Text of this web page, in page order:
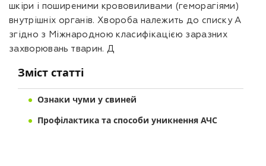
шкіри і поширеними крововиливами (геморагіями)
внутрішніх органів. Хвороба належить до списку А
згідно з Міжнародною класифікацією заразних
захворювань тварин. Д
Зміст статті
Ознаки чуми у свиней
Профілактика та способи уникнення АЧС